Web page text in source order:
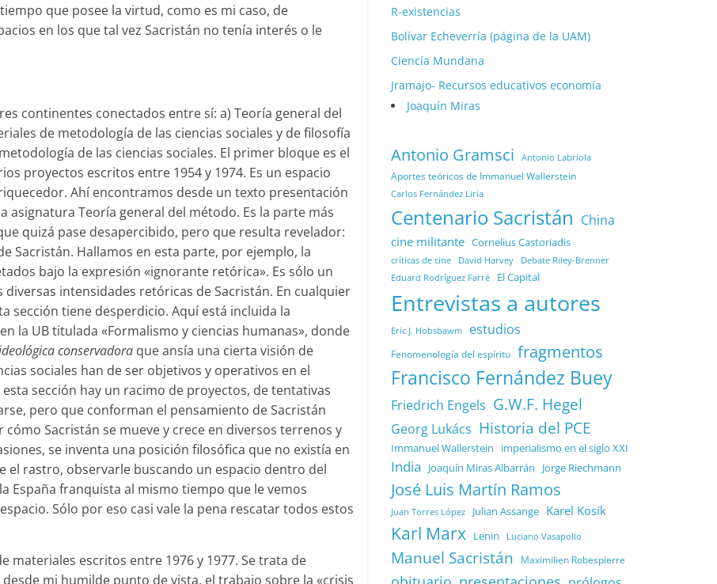
que posee la virtud, como es mi caso, de
en los que tal vez Sacristán no tenía interés o le
continentes conectados entre sí: a) Teoría general del
de metodología de las ciencias sociales y de filosofía
de las ciencias sociales. El primer bloque es el
proyectos escritos entre 1954 y 1974. Es un espacio
Ahí encontramos desde un texto presentación
asignatura Teoría general del método. Es la parte más
quizá pase desapercibido, pero que resulta revelador:
Sacristán. Hallamos en esta parte, por ejemplo, la
bajo la expresión «ignorante retórica». Es sólo un
intensidades retóricas de Sacristán. En cualquier
sección tiene desperdicio. Aquí está incluida la
la UB titulada «Formalismo y ciencias humanas», donde
conservadora que ansía una cierta visión de
sociales han de ser objetivos y operativos en el
sección hay un racimo de proyectos, de tentativas
pero que conforman el pensamiento de Sacristán
Sacristán se mueve y crece en diversos terrenos y
se inventa una posición filosófica que no existía en
el rastro, observarle buscando un espacio dentro del
España franquista al mismo tiempo que le vemos
Sólo por eso casi vale la pena rescatar todos estos
materiales escritos entre 1976 y 1977. Se trata de
mi humilde punto de vista, el trabajo sobre la «crisis
R-existencias
Bolívar Echeverría (página de la UAM)
Ciencía Mundana
Jramajo- Recursos educativos economía
Joaquín Miras
Antonio Gramsci Antonio Labriola
Aportes teóricos de Immanuel Wallerstein
Carlos Fernández Liria
Centenario Sacristán China
cine militante Cornelius Castoriadis
críticas de cine David Harvey Debate Riley-Brenner
Eduard Rodríguez Farré El Capital
Entrevistas a autores
Eric J. Hobsbawm estudios
Fenomenología del espíritu fragmentos
Francisco Fernández Buey
Friedrich Engels G.W.F. Hegel
Georg Lukács Historia del PCE
Immanuel Wallerstein imperialismo en el siglo XXI
India Joaquín Miras Albarrán Jorge Riechmann
José Luis Martín Ramos
Juan Torres López Julian Assange Karel Kosík
Karl Marx Lenin Luciano Vasapollo
Manuel Sacristán Maximilien Robespierre